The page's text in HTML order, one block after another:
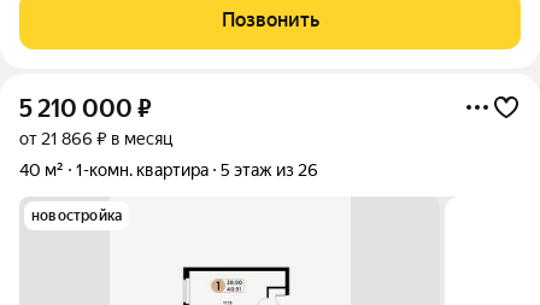
для собственного проживания, так и для сдачи в аренду. Вся
мебель остается новым
Позвонить
5 210 000 ₽
от 21 866 ₽ в месяц
40 м²
1-комн. квартира 5 этаж из 26
новостройка